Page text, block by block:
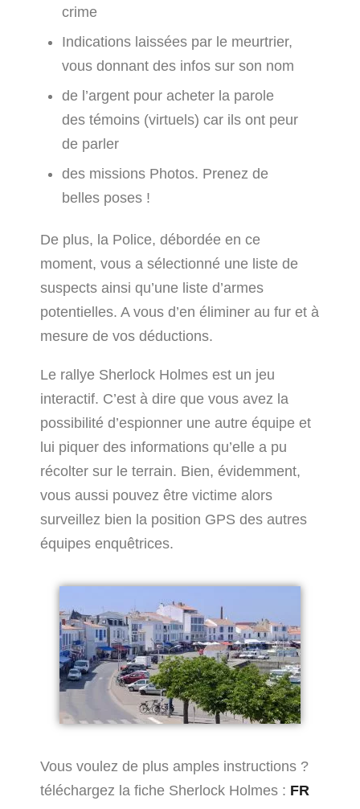
crime
Indications laissées par le meurtrier,
vous donnant des infos sur son nom
de l’argent pour acheter la parole
des témoins (virtuels) car ils ont peur
de parler
des missions Photos. Prenez de
belles poses !
De plus, la Police, débordée en ce
moment, vous a sélectionné une liste de
suspects ainsi qu’une liste d’armes
potentielles. A vous d’en éliminer au fur et à
mesure de vos déductions.
Le rallye Sherlock Holmes est un jeu
interactif. C’est à dire que vous avez la
possibilité d’espionner une autre équipe et
lui piquer des informations qu’elle a pu
récolter sur le terrain. Bien, évidemment,
vous aussi pouvez être victime alors
surveillez bien la position GPS des autres
équipes enquêtrices.
Vous voulez de plus amples instructions ?
téléchargez la fiche Sherlock Holmes : FR